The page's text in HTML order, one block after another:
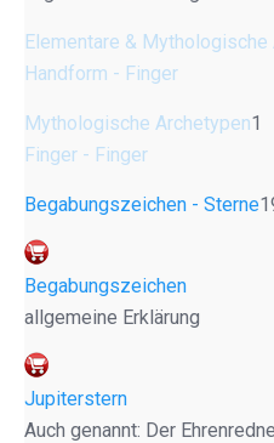
Elementare & Mythologische
Handform - Finger
Mythologische Archetypen1
Finger - Finger
Begabungszeichen - Sterne
Begabungszeichen
allgemeine Erklärung
Jupiterstern
Auch genannt: Der